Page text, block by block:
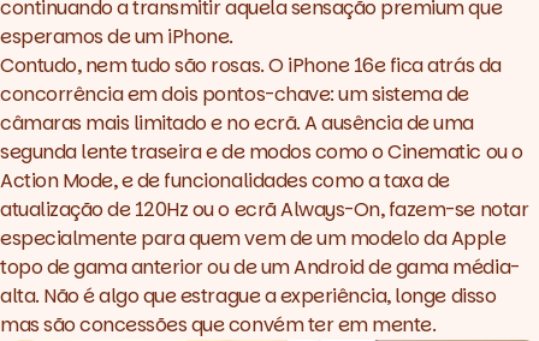
continuando a transmitir aquela sensação premium que
esperamos de um iPhone.
Contudo, nem tudo são rosas. O iPhone 16e fica atrás da
concorrência em dois pontos-chave: um sistema de
câmaras mais limitado e no ecrã. A ausência de uma
segunda lente traseira e de modos como o Cinematic ou o
Action Mode, e de funcionalidades como a taxa de
atualização de 120Hz ou o ecrã Always-On, fazem-se notar
especialmente para quem vem de um modelo da Apple
topo de gama anterior ou de um Android de gama média-
alta. Não é algo que estrague a experiência, longe disso
mas são concessões que convém ter em mente.